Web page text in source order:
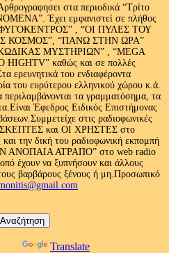
στα περιοδικά “Τρίτο
Έχει εμφανιστεί σε πλήθος
“ΦΥΓΟΚΕΝΤΡΟΣ” , “ΟΙ ΠΥΛΕΣ ΤΟΥ
ΚΟΣΜΟΣ”, “ΠΑΝΩ ΣΤΗΝ ΩΡΑ”
ΜΥΣΤΗΡΙΩΝ” , “MEGA
HIGHTV” καθώς και σε πολλές
ερευνητικά του ενδιαφέροντα
του ευρύτερου ελληνικού χώρου κ.ά.
περιλαμβάνονται τα γραμματόσημα, τα
Έφεδρος Ειδικός Επιστήμονας
στις ραδιοφωνικές
και ΟΙ ΧΡΗΣΤΕΣ στο
την δική του ραδιοφωνική εκπομπή
ΑΝΟΠΑΙΑ ΑΤΡΑΠΟ” στο web radio
έχουν να ξυπνήσουν και άλλους
βαρβάρους ξένους ή μη.Προσωπικό
Translate